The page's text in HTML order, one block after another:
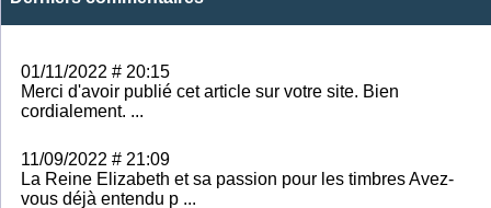
01/11/2022 # 20:15
Merci d'avoir publié cet article sur votre site. Bien
cordialement. ...
11/09/2022 # 21:09
La Reine Elizabeth et sa passion pour les timbres Avez-
vous déjà entendu p ...